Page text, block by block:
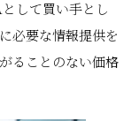
して買い手とし
必要な情報提供を
ることのない価格